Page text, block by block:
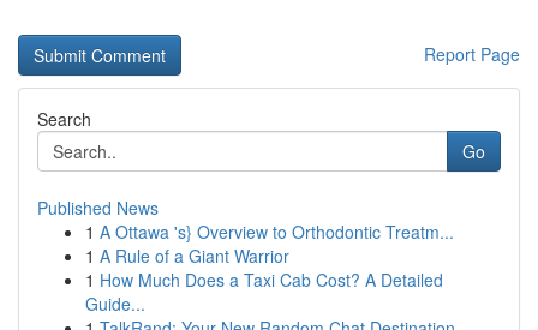
Report Page
Search
Go
Published News
1 A Ottawa 's} Overview to Orthodontic Treatm...
1 A Rule of a Giant Warrior
1 How Much Does a Taxi Cab Cost? A Detailed
Guide...